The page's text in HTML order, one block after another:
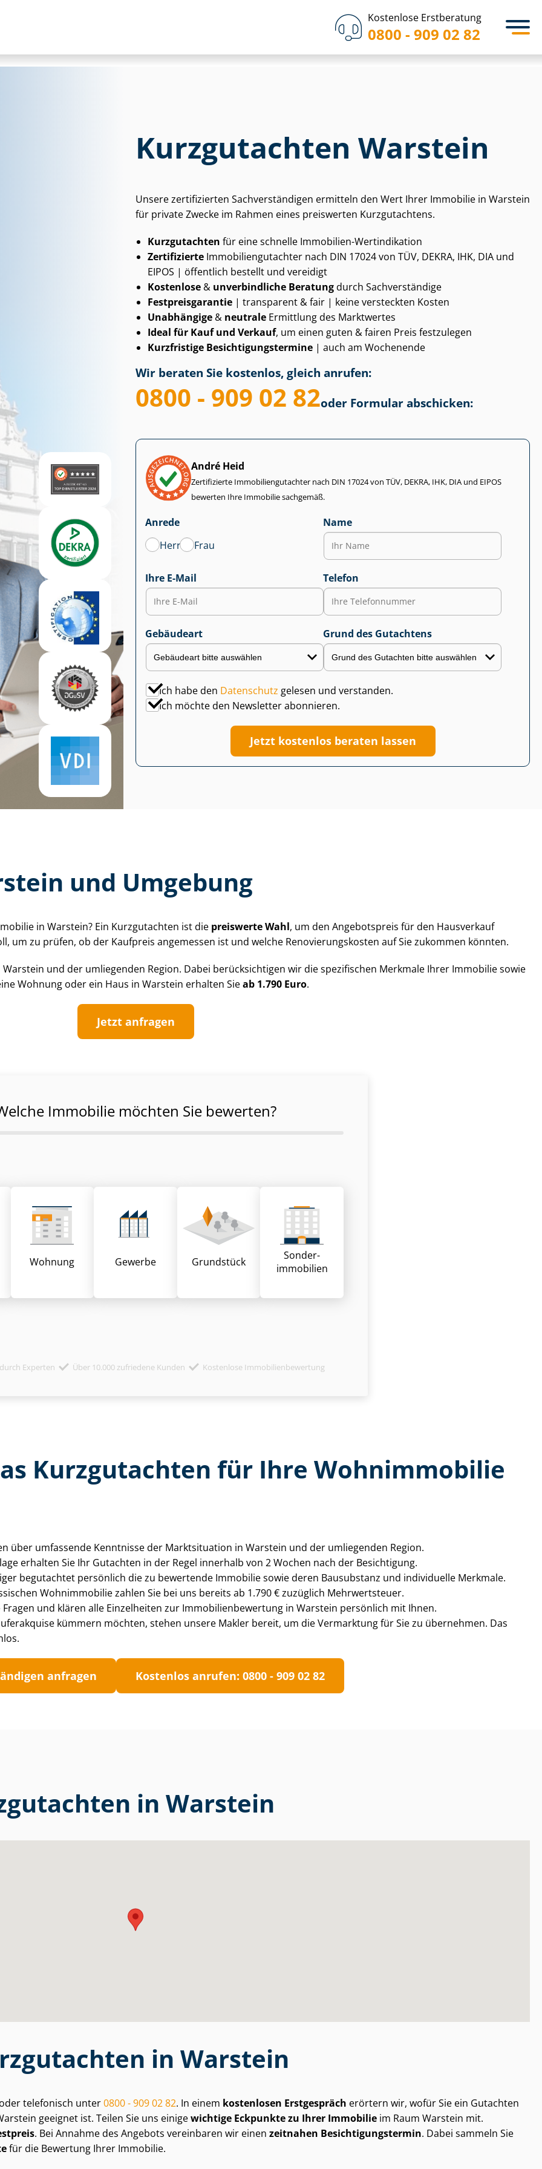
Kostenlose Erstberatung
0800 - 909 02 82
Kurzgutachten Warstein
Unsere zertifizierten Sach­ver­stän­di­gen ermitteln den Wert Ihrer Immobilie in Warstein
für private Zwecke im Rahmen eines preiswerten Kurzgutachtens.
Kurzgutachten für eine schnelle Immobilien-Wertindikation
Zertifizierte Im­mo­bi­li­en­gut­ach­ter nach DIN 17024 von TÜV, DEKRA, IHK, DIA und
EIPOS | öffentlich bestellt und vereidigt
Kostenlose & unverbindliche Beratungdurch Sachverständige
Fest­preis­ga­ran­tie | transparent & fair | keine versteckten Kosten
Unabhängige & neutrale Ermittlung des Marktwertes
Ideal für Kauf und Verkauf, um einen guten & fairen Preis festzulegen
Kurzfristige Be­sich­ti­gungs­ter­mi­ne | auch am Wochenende
Wir beraten Sie kostenlos, gleich anrufen:
0800 - 909 02 82oder Formular abschicken:
André Heid
Zertifizierte Im­mo­bi­li­en­gut­ach­ter nach DIN 17024 von TÜV, DEKRA, IHK, DIA und EIPOS
bewerten Ihre Immobilie sachgemäß.
Anrede
Herr
Frau
Name
Ihre E-Mail Telefon
Gebäudeart Grund des Gutachtens
Ich habe den Datenschutz gelesen und verstanden.
Ich möchte den Newsletter abonnieren.
Jetzt kostenlos beraten lassen
und Umgebung
in Warstein? Ein Kurzgutachten ist die preiswerte Wahl, um den Angebotspreis für den Hausverkauf
um zu prüfen, ob der Kaufpreis angemessen ist und welche Re­no­vie­rungs­kos­ten auf Sie zukommen könnten.
und der umliegenden Region. Dabei berücksichtigen wir die spezifischen Merkmale Ihrer Immobilie sowie
Wohnung oder ein Haus in Warstein erhalten Sieab 1.790 Euro.
Jetzt anfragen
Immobilie möchten Sie bewerten?
Wohnung Gewerbe Grund­stück
Sonder­
immobilien
Experten Über 10.000 zufriedene Kunden Kostenlose Immobilienbewertung
Kurzgutachten für Ihre Wohnimmobilie
über umfassende Kenntnisse der Marktsituation in Warstein und der umliegenden Region.
erhalten Sie Ihr Gutachten in der Regel innerhalb von 2 Wochen nach der Besichtigung.
begutachtet persönlich die zu bewertende Immobilie sowie deren Bausubstanz und individuelle Merkmale.
Wohnimmobilie zahlen Sie bei uns bereits ab 1.790 € zuzüglich Mehrwertsteuer.
und klären alle Einzelheiten zur Im­mo­bi­li­en­be­wer­tung in Warstein persönlich mit Ihnen.
kümmern möchten, stehen unsere Makler bereit, um die Vermarktung für Sie zu übernehmen. Das
anfragen Kostenlos anrufen: 0800 - 909 02 82
in Warstein
in Warstein
telefonisch unter0800 - 909 02 82. In einem kostenlosen Erstgespräch erörtern wir, wofür Sie ein Gutachten
geeignet ist. Teilen Sie uns einigewichtige Eckpunkte zu Ihrer Immobilie im Raum Warstein mit.
. Bei Annahme des Angebots vereinbaren wir einen zeitnahen Be­sich­ti­gungs­ter­min. Dabei sammeln Sie
für die Bewertung Ihrer Immobilie.